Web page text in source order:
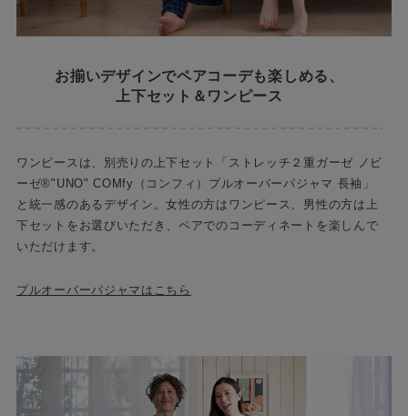
お揃いデザインでペアコーデも楽しめる、
上下セット＆ワンピース
ワンピースは、別売りの上下セット「ストレッチ２重ガーゼ ノビ
ーゼ®"UNO" COMfy（コンフィ）プルオーバーパジャマ 長袖」
と統一感のあるデザイン。女性の方はワンピース、男性の方は上
下セットをお選びいただき、ペアでのコーディネートを楽しんで
いただけます。
プルオーバーパジャマはこちら